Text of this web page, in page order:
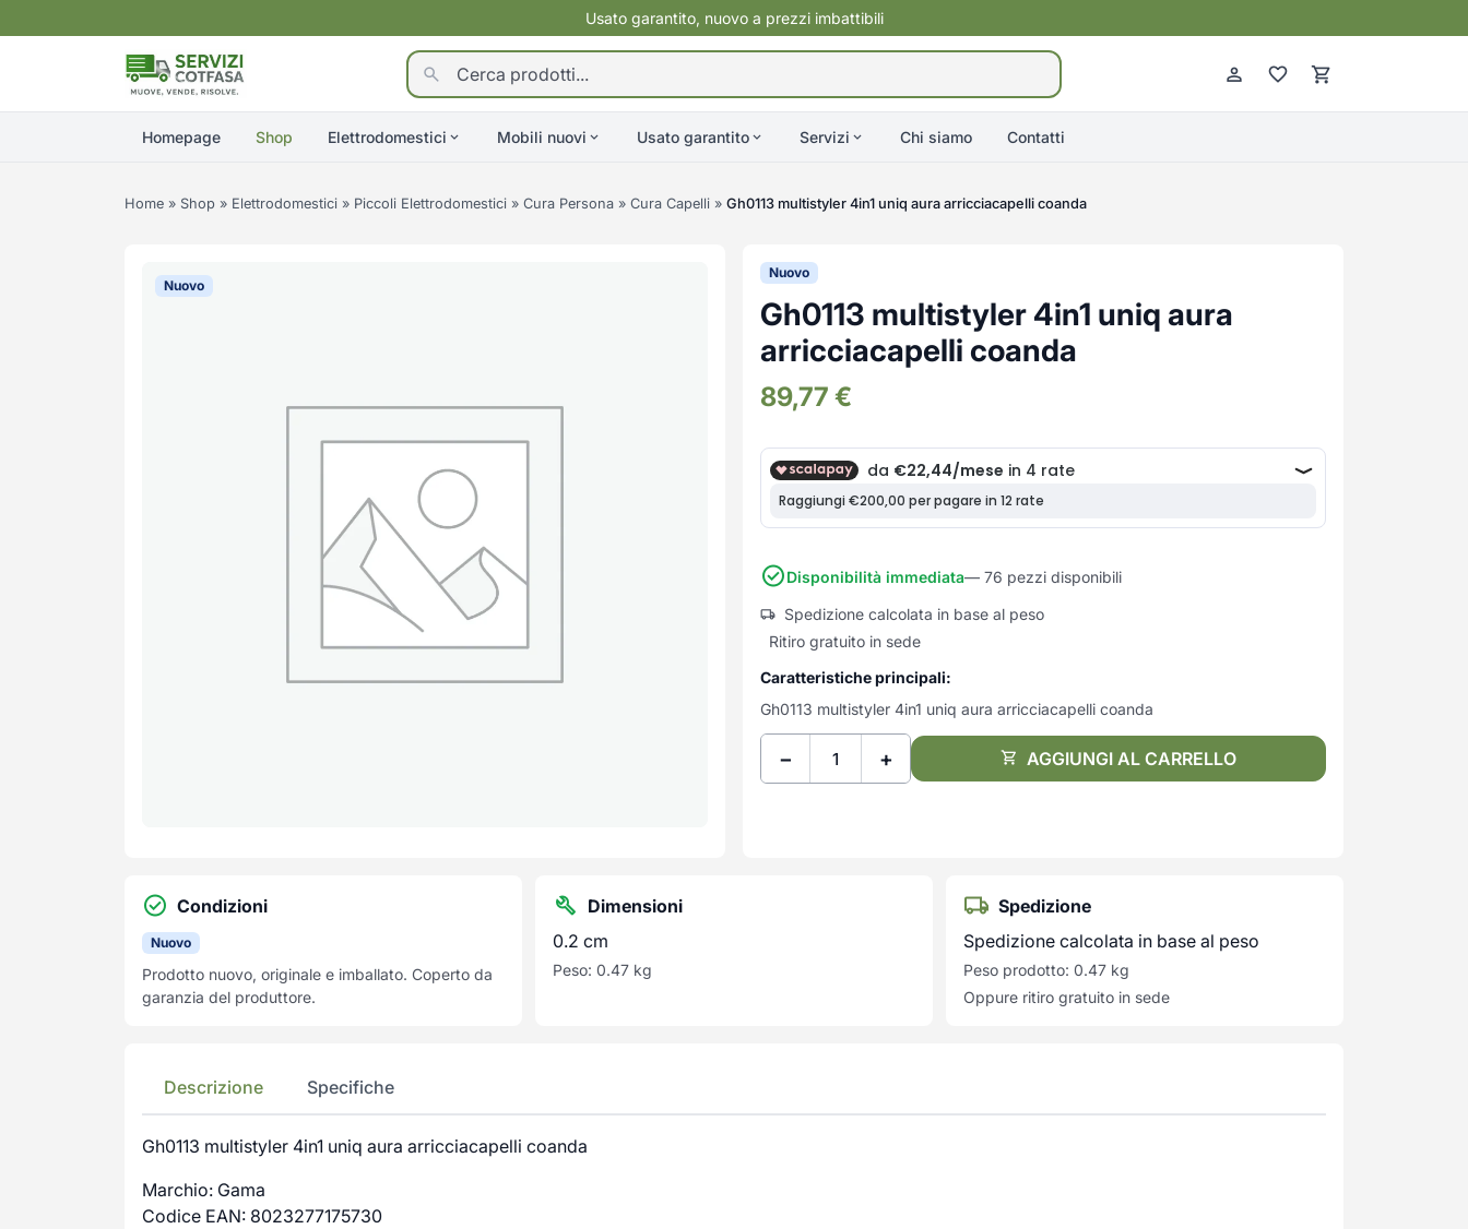
Usato garantito, nuovo a prezzi imbattibili
Homepage Shop Elettrodomestici Mobili nuovi Usato garantito Servizi Chi siamo Contatti
Home » Shop » Elettrodomestici » Piccoli Elettrodomestici » Cura Persona » Cura Capelli » Gh0113 multistyler 4in1 uniq aura arricciacapelli coanda
Nuovo
Nuovo
Gh0113 multistyler 4in1 uniq aura
arricciacapelli coanda
89,77 €
Disponibilità immediata— 76 pezzi disponibili
Spedizione calcolata in base al peso
Ritiro gratuito in sede
Caratteristiche principali:
Gh0113 multistyler 4in1 uniq aura arricciacapelli coanda
− + AGGIUNGI AL CARRELLO
Condizioni
Nuovo
Prodotto nuovo, originale e imballato. Coperto da
garanzia del produttore.
Dimensioni
0.2 cm
Peso: 0.47 kg
Spedizione
Spedizione calcolata in base al peso
Peso prodotto: 0.47 kg
Oppure ritiro gratuito in sede
Descrizione Specifiche
Gh0113 multistyler 4in1 uniq aura arricciacapelli coanda
Marchio: Gama
Codice EAN: 8023277175730